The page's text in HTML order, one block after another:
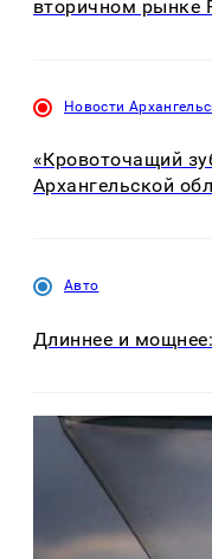
вторичном рынке
Новости
«Кровоточащий
Архангельской
Авто
Длиннее и